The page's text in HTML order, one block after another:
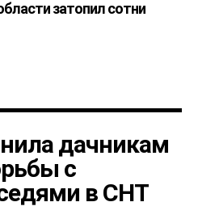
затопил сотни
дачникам
с
в СНТ